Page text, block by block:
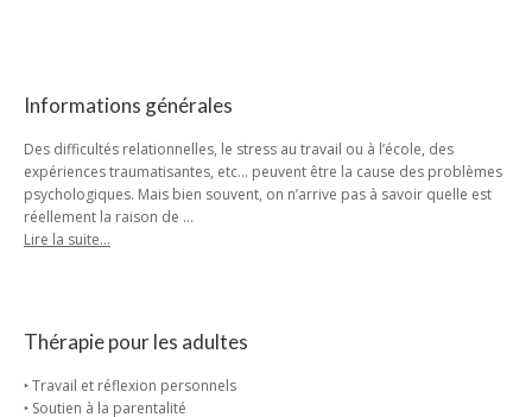
Informations générales
Des difficultés relationnelles, le stress au travail ou à l’école, des
expériences traumatisantes, etc… peuvent être la cause des problèmes
psychologiques. Mais bien souvent, on n’arrive pas à savoir quelle est
réellement la raison de …
Lire la suite…
Thérapie pour les adultes
‣ Travail et réflexion personnels
‣ Soutien à la parentalité